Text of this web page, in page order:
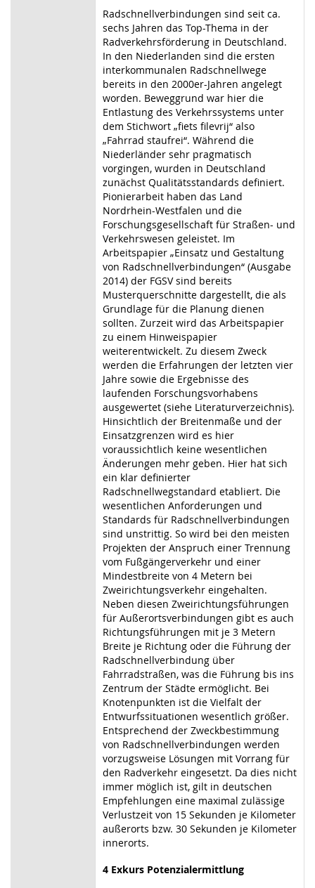
Radschnellverbindungen sind seit ca.
sechs Jahren das Top-Thema in der
Radverkehrsförderung in Deutschland.
In den Niederlanden sind die ersten
interkommunalen Radschnellwege
bereits in den 2000er-Jahren angelegt
worden. Beweggrund war hier die
Entlastung des Verkehrssystems unter
dem Stichwort „fiets filevrij“ also
„Fahrrad staufrei“. Während die
Niederländer sehr pragmatisch
vorgingen, wurden in Deutschland
zunächst Qualitätsstandards definiert.
Pionierarbeit haben das Land
Nordrhein-Westfalen und die
Forschungsgesellschaft für Straßen- und
Verkehrswesen geleistet. Im
Arbeitspapier „Einsatz und Gestaltung
von Radschnellverbindungen“ (Ausgabe
2014) der FGSV sind bereits
Musterquerschnitte dargestellt, die als
Grundlage für die Planung dienen
sollten. Zurzeit wird das Arbeitspapier
zu einem Hinweispapier
weiterentwickelt. Zu diesem Zweck
werden die Erfahrungen der letzten vier
Jahre sowie die Ergebnisse des
laufenden Forschungsvorhabens
ausgewertet (siehe Literaturverzeichnis).
Hinsichtlich der Breitenmaße und der
Einsatzgrenzen wird es hier
voraussichtlich keine wesentlichen
Änderungen mehr geben. Hier hat sich
ein klar definierter
Radschnellwegstandard etabliert. Die
wesentlichen Anforderungen und
Standards für Radschnellverbindungen
sind unstrittig. So wird bei den meisten
Projekten der Anspruch einer Trennung
vom Fußgängerverkehr und einer
Mindestbreite von 4 Metern bei
Zweirichtungsverkehr eingehalten.
Neben diesen Zweirichtungsführungen
für Außerortsverbindungen gibt es auch
Richtungsführungen mit je 3 Metern
Breite je Richtung oder die Führung der
Radschnellverbindung über
Fahrradstraßen, was die Führung bis ins
Zentrum der Städte ermöglicht. Bei
Knotenpunkten ist die Vielfalt der
Entwurfssituationen wesentlich größer.
Entsprechend der Zweckbestimmung
von Radschnellverbindungen werden
vorzugsweise Lösungen mit Vorrang für
den Radverkehr eingesetzt. Da dies nicht
immer möglich ist, gilt in deutschen
Empfehlungen eine maximal zulässige
Verlustzeit von 15 Sekunden je Kilometer
außerorts bzw. 30 Sekunden je Kilometer
innerorts.
4 Exkurs Potenzialermittlung